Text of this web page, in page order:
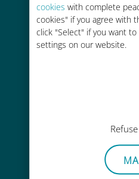
cookies with complete
cookies" if you agree with
click "Select" if you want
settings on our website.
Conectividade
alta qualidade
Custo-
Até 90% mais
tarifas de